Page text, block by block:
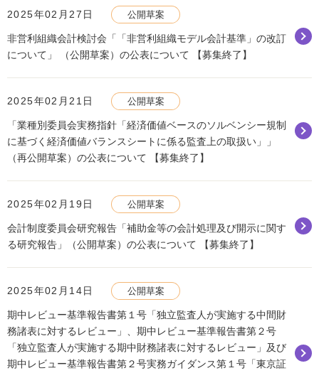
2025年02月27日 公開草案
非営利組織会計検討会「「非営利組織モデル会計基準」の改訂
について」 （公開草案）の公表について 【募集終了】
2025年02月21日 公開草案
「業種別委員会実務指針「経済価値ベースのソルベンシー規制
に基づく経済価値バランスシートに係る監査上の取扱い」」
（再公開草案）の公表について 【募集終了】
2025年02月19日 公開草案
会計制度委員会研究報告「補助金等の会計処理及び開示に関す
る研究報告」（公開草案）の公表について 【募集終了】
2025年02月14日 公開草案
期中レビュー基準報告書第１号「独立監査人が実施する中間財
務諸表に対するレビュー」、期中レビュー基準報告書第２号
「独立監査人が実施する期中財務諸表に対するレビュー」及び
期中レビュー基準報告書第２号実務ガイダンス第１号「東京証